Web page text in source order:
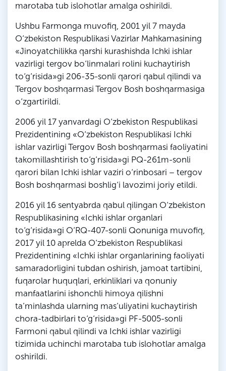
marotaba tub islohotlar amalga oshirildi.
Ushbu Farmonga muvofiq, 2001 yil 7 mayda
O‘zbekiston Respublikasi Vazirlar Mahkamasining
«Jinoyatchilikka qarshi kurashishda Ichki ishlar
vazirligi tergov bo‘linmalari rolini kuchaytirish
to‘g‘risida»gi 206-35-sonli qarori qabul qilindi va
Tergov boshqarmasi Tergov Bosh boshqarmasiga
o‘zgartirildi.
2006 yil 17 yanvardagi O‘zbekiston Respublikasi
Prezidentining «O‘zbekiston Respublikasi Ichki
ishlar vazirligi Tergov Bosh boshqarmasi faoliyatini
takomillashtirish to‘g‘risida»gi PQ-261m-sonli
qarori bilan Ichki ishlar vaziri o‘rinbosari – tergov
Bosh boshqarmasi boshlig‘i lavozimi joriy etildi.
2016 yil 16 sentyabrda qabul qilingan O‘zbekiston
Respublikasining «Ichki ishlar organlari
to‘g‘risida»gi O‘RQ-407-sonli Qonuniga muvofiq,
2017 yil 10 aprelda O‘zbekiston Respublikasi
Prezidentining «Ichki ishlar organlarining faoliyati
samaradorligini tubdan oshirish, jamoat tartibini,
fuqarolar huquqlari, erkinliklari va qonuniy
manfaatlarini ishonchli himoya qilishni
ta’minlashda ularning mas’uliyatini kuchaytirish
chora-tadbirlari to‘g‘risida»gi PF-5005-sonli
Farmoni qabul qilindi va Ichki ishlar vazirligi
tizimida uchinchi marotaba tub islohotlar amalga
oshirildi.